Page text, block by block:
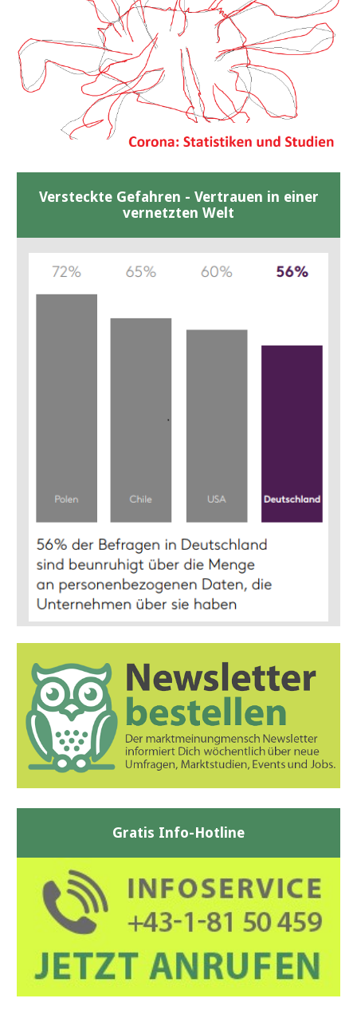
Versteckte Gefahren - Vertrauen in einer
vernetzten Welt
Gratis Info-Hotline